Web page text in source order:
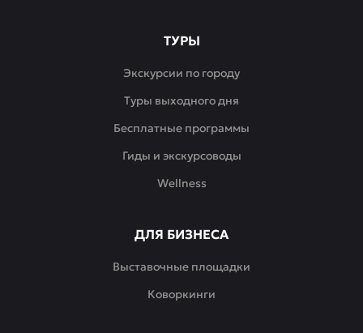
ТУРЫ
Экскурсии по городу
Туры выходного дня
Бесплатные программы
Гиды и экскурсоводы
Wellness
ДЛЯ БИЗНЕСА
Выставочные площадки
Коворкинги